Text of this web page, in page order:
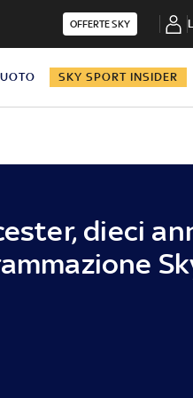
OFFERTE SKY
SKY SPORT INSIDER
dieci